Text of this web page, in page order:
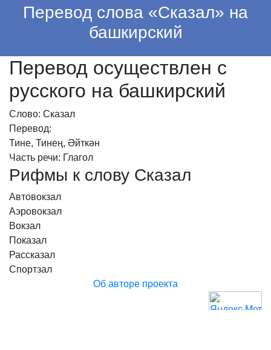
Перевод слова «Сказал» на
башкирский
Перевод осуществлен с
русского на башкирский
Слово: Сказал
Перевод:
Тине, Тинең, Әйткән
Часть речи: Глагол
Рифмы к слову Сказал
Автовокзал
Аэровокзал
Вокзал
Показал
Рассказал
Спортзал
Об авторе проекта